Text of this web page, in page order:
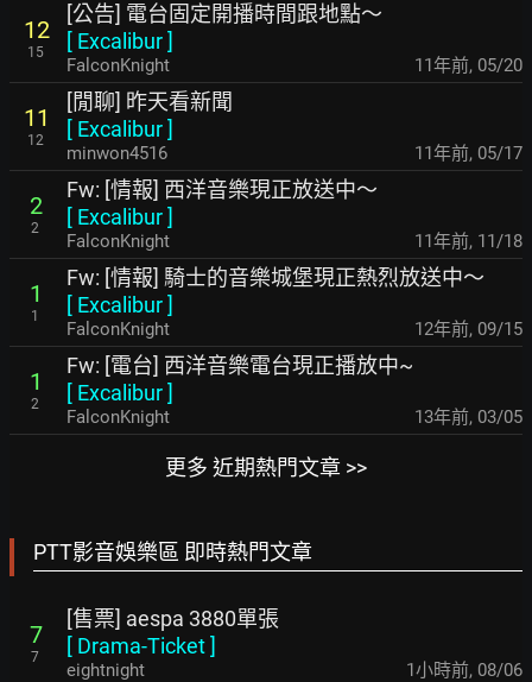
12
15
[公告] 電台固定開播時間跟地點～
[ Excalibur]
FalconKnight 11年前, 05/20
11
12
[閒聊] 昨天看新聞
[ Excalibur]
minwon4516 11年前, 05/17
2
2
Fw: [情報] 西洋音樂現正放送中～
[ Excalibur]
FalconKnight 11年前, 11/18
1
1
Fw: [情報] 騎士的音樂城堡現正熱烈放送中～
[ Excalibur]
FalconKnight 12年前, 09/15
1
2
Fw: [電台] 西洋音樂電台現正播放中~
[ Excalibur]
FalconKnight 13年前, 03/05
更多 近期熱門文章 >>
PTT影音娛樂區 即時熱門文章
7
7
[售票] aespa 3880單張
[ Drama-Ticket]
eightnight 1小時前, 08/06